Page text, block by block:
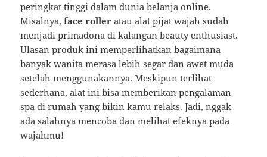
peringkat tinggi dalam dunia belanja online.
Misalnya,face roller atau alat pijat wajah sudah
menjadi primadona di kalangan beauty enthusiast.
Ulasan produk ini memperlihatkan bagaimana
banyak wanita merasa lebih segar dan awet muda
setelah menggunakannya. Meskipun terlihat
sederhana, alat ini bisa memberikan pengalaman
spa di rumah yang bikin kamu relaks. Jadi, nggak
ada salahnya mencoba dan melihat efeknya pada
wajahmu!